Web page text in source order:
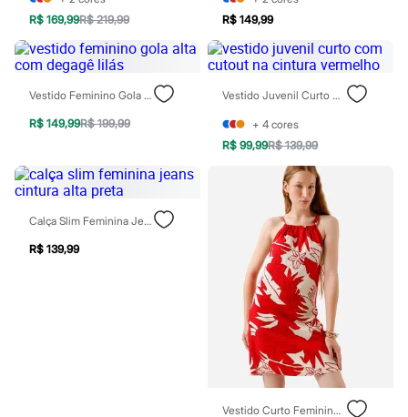
Naruto
Patrulha Canina
Sonic
Stitch
Beleza
Kits
Perfumes árabes
Novidades
Escovas e Pentes
Finalizadores
Tratamento
Hidratante
R$ 169,99R$ 219,99
R$ 149,99
Vestido Feminino Gola Alta Com Degagê Lilás
R$ 149,99R$ 199,99
Vestido Juvenil Curto Com Cutout Na Cintura Vermelho
+ 4 cores
R$ 99,99R$ 139,99
Calça Slim Feminina Jeans Cintura Alta Preta
R$ 139,99
Vestido Curto Feminino De Viscose Folhagens Vermelho